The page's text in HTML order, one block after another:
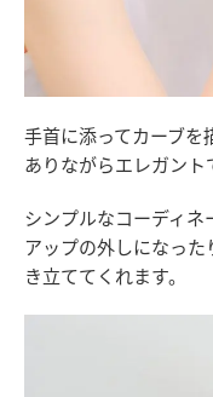
手首に添ってカーブを
ありながらエレガント
シンプルなコーディネ
アップの外しになっ
き立ててくれます。